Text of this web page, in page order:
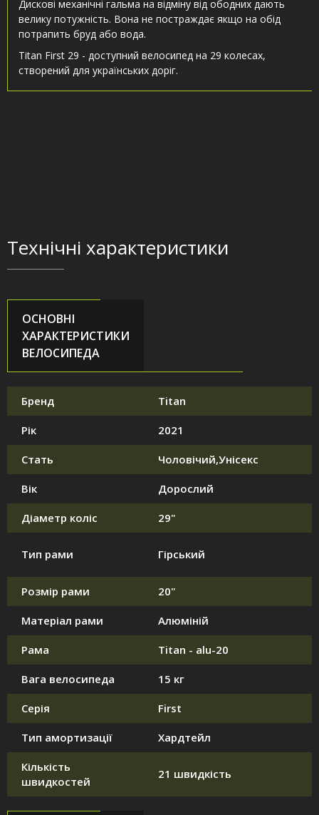
Дискові механічні гальма на відміну від ободних дають
велику потужність. Вона не постраждає якщо на обід
потрапить бруд або вода.
Titan First 29 - доступний велосипед на 29 колесах,
створений для українських доріг.
Технічні характеристики
ОСНОВНІ
ХАРАКТЕРИСТИКИ
ВЕЛОСИПЕДА
Бренд Titan
Рік 2021
Стать Чоловічий,Унісекс
Вік Дорослий
Діаметр коліс 29"
Тип рами Гірський
Розмір рами 20"
Матеріал рами Алюміній
Рама Titan - alu-20
Вага велосипеда 15 кг
Серія First
Тип амортизації Хардтейл
Кількість
швидкостей
21 швидкість